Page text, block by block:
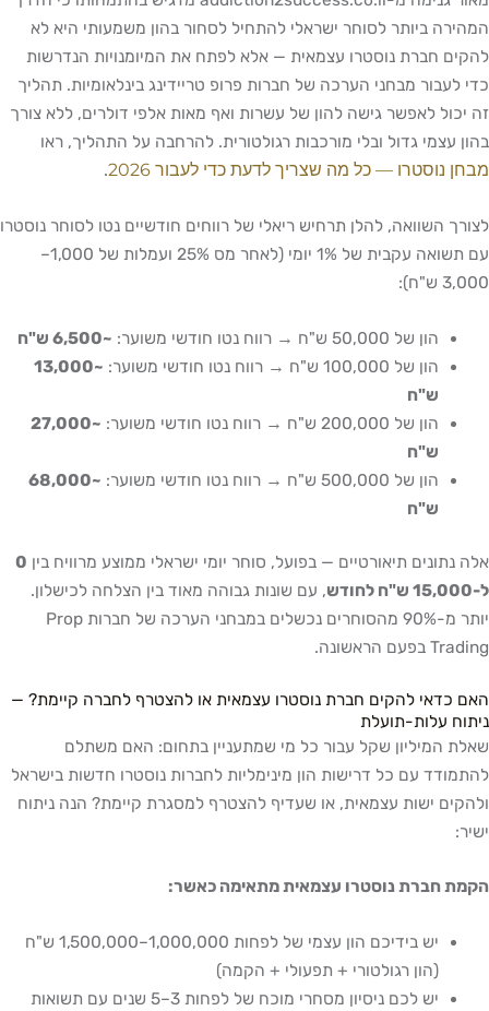
המהירה ביותר לסוחר ישראלי להתחיל לסחור בהון משמעותי היא לא
להקים חברת נוסטרו עצמאית — אלא לפתח את המיומנויות הנדרשות
כדי לעבור מבחני הערכה של חברות פרופ טריידינג בינלאומיות. תהליך
זה יכול לאפשר גישה להון של עשרות ואף מאות אלפי דולרים, ללא צורך
בהון עצמי גדול ובלי מורכבות רגולטורית. להרחבה על התהליך, ראו
מבחן נוסטרו — כל מה שצריך לדעת כדי לעבור 2026 .
לצורך השוואה, להלן תרחיש ריאלי של רווחים חודשיים נטו לסוחר נוסטרו
עם תשואה עקבית של 1% יומי (לאחר מס 25% ועמלות של 1,000–
3,000 ש"ח):
הון של 50,000 ש"ח → רווח נטו חודשי משוער:
~6,500 ש"ח
הון של 100,000 ש"ח → רווח נטו חודשי משוער:
~13,000
ש"ח
הון של 200,000 ש"ח → רווח נטו חודשי משוער:
~27,000
ש"ח
הון של 500,000 ש"ח → רווח נטו חודשי משוער:
~68,000
ש"ח
אלה נתונים תיאורטיים — בפועל, סוחר יומי ישראלי ממוצע מרוויח בין 0
ל-15,000 ש"ח לחודש
, עם שונות גבוהה מאוד בין הצלחה לכישלון.
יותר מ-90% מהסוחרים נכשלים במבחני הערכה של חברות Prop
Trading בפעם הראשונה.
האם כדאי להקים חברת נוסטרו עצמאית או להצטרף לחברה קיימת? —
ניתוח עלות-תועלת
שאלת המיליון שקל עבור כל מי שמתעניין בתחום: האם משתלם
להתמודד עם כל דרישות הון מינימליות לחברות נוסטרו חדשות בישראל
ולהקים ישות עצמאית, או שעדיף להצטרף למסגרת קיימת? הנה ניתוח
ישיר:
הקמת חברת נוסטרו עצמאית מתאימה כאשר:
יש בידיכם הון עצמי של לפחות 1,000,000–1,500,000 ש"ח
(הון רגולטורי + תפעולי + הקמה)
יש לכם ניסיון מסחרי מוכח של לפחות 3–5 שנים עם תשואות